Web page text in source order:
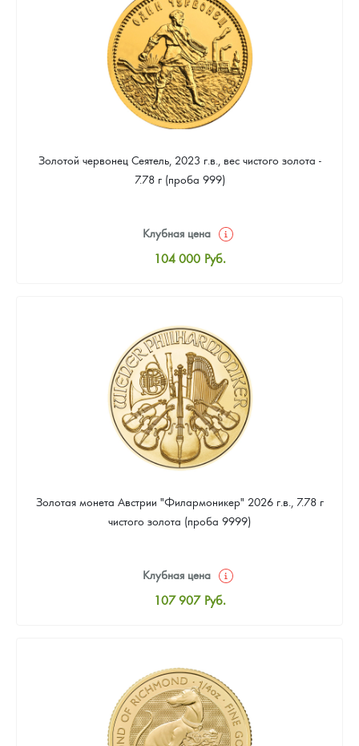
93 953 Руб.
Золотой червонец Сеятель, 2023 г.в., вес чистого золота -
7.78 г (проба 999)
Клубная цена
104 000 Руб.
Цена выкупа
93 953 Руб.
Золотая монета Австрии "Филармоникер" 2026 г.в., 7.78 г
чистого золота (проба 9999)
Клубная цена
107 907 Руб.
Цена выкупа
97 674 Руб.